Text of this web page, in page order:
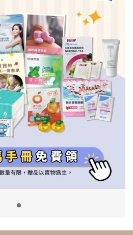
附設幼兒園
小袋鼠幼師網